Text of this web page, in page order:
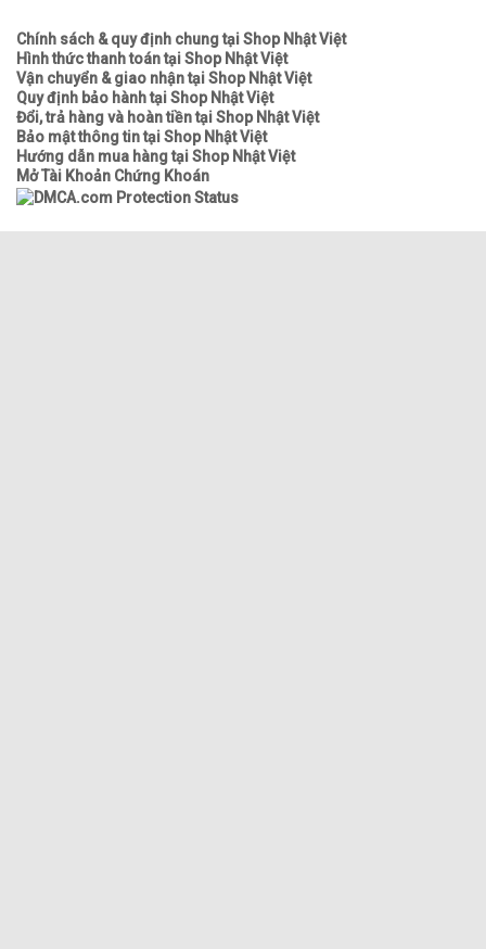
Chính sách & quy định chung tại Shop Nhật Việt
Hình thức thanh toán tại Shop Nhật Việt
Vận chuyển & giao nhận tại Shop Nhật Việt
Quy định bảo hành tại Shop Nhật Việt
Đổi, trả hàng và hoàn tiền tại Shop Nhật Việt
Bảo mật thông tin tại Shop Nhật Việt
Hướng dẫn mua hàng tại Shop Nhật Việt
Mở Tài Khoản Chứng Khoán